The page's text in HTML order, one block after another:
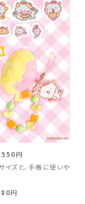
円
イズと、手帳に使いや
円